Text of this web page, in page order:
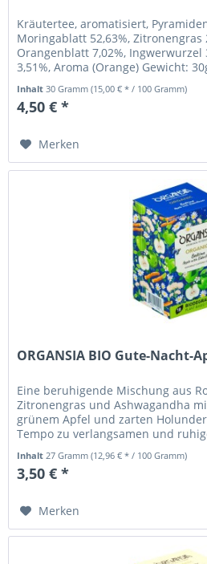
Kräutertee, aromatisiert,
Moringablatt 52,63%, Zitronengras
Orangenblatt 7,02%, Ingwerwurzel
3,51%, Aroma (Orange) Gewicht:
Inhalt 30 Gramm(15,00 € * / 100 Gramm)
4,50 € *
Merken
ORGANSIA BIO Gute-Nacht-
Eine beruhigende Mischung aus
Zitronengras und Ashwagandha
grünem Apfel und zarten
Tempo zu verlangsamen und
Inhalt 27 Gramm(12,96 € * / 100 Gramm)
3,50 € *
Merken